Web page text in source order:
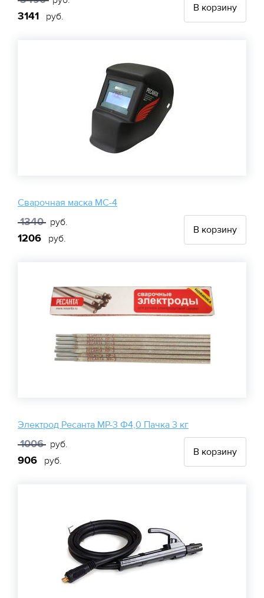
3141 руб.
В корзину
Сварочная маска МС-4
1340 руб.
1206 руб.
В корзину
Электрод Ресанта МР-3 Ф4,0 Пачка 3 кг
1006 руб.
906 руб.
В корзину